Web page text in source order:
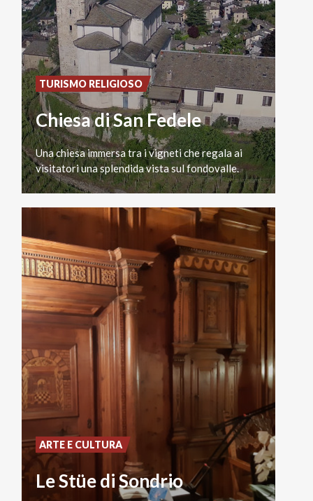
Chiesa di San Fedele
Unachiesaimmersatra ivigneticheregalaai
visitatoriuna splendidavistasulfondovalle.
TURISMO RELIGIOSO
Le Stüe di Sondrio
ARTE E CULTURA